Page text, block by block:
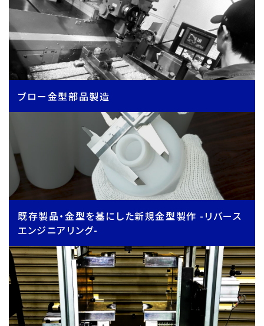
ブロー金型部品製造
既存製品・金型を基にした新規金型製作 -リバース
エンジニアリング-